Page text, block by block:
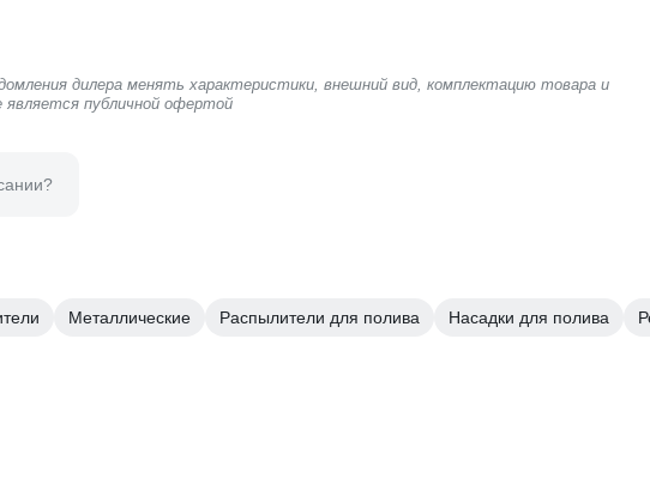
дилера менять характеристики, внешний вид, комплектацию товара и
является публичной офертой
Металлические Распылители для полива Насадки для полива